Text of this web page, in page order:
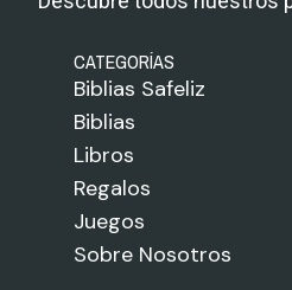
CATEGORÍAS
Biblias Safeliz
Biblias
Libros
Regalos
Juegos
Sobre Nosotros